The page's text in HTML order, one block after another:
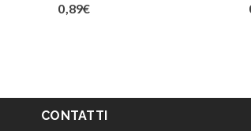
0,89€
CONTATTI